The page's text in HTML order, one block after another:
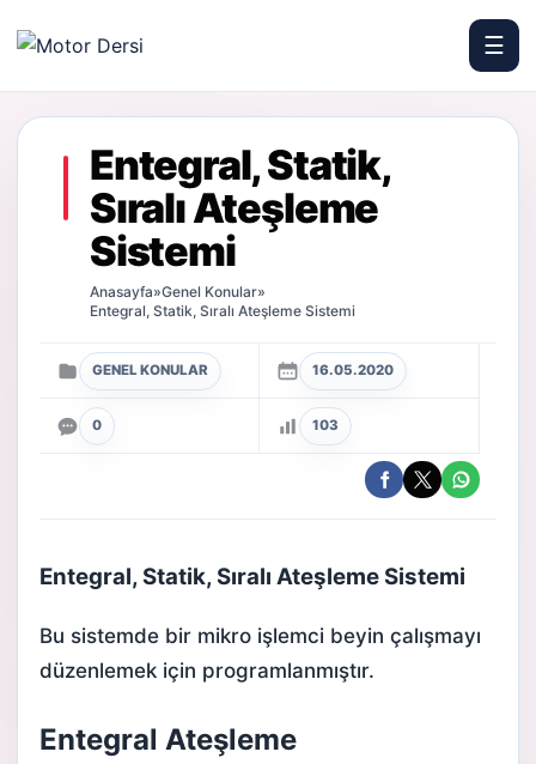
Motor Dersi
☰
Entegral, Statik,
Sıralı Ateşleme
Sistemi
Anasayfa»Genel Konular»
Entegral, Statik, Sıralı Ateşleme Sistemi
GENEL KONULAR 16.05.2020
0 103
Entegral, Statik, Sıralı Ateşleme Sistemi
Bu sistemde bir mikro işlemci beyin çalışmayı
düzenlemek için programlanmıştır.
Entegral Ateşleme